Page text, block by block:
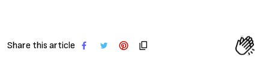
Share this article